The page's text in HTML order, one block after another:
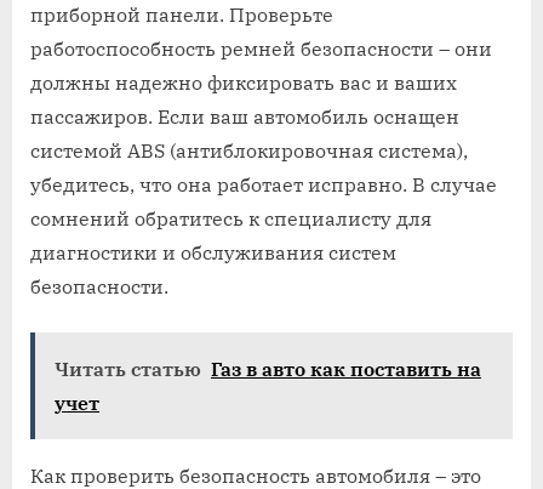
приборной панели. Проверьте
работоспособность ремней безопасности – они
должны надежно фиксировать вас и ваших
пассажиров. Если ваш автомобиль оснащен
системой ABS (антиблокировочная система),
убедитесь, что она работает исправно. В случае
сомнений обратитесь к специалисту для
диагностики и обслуживания систем
безопасности.
Читать статью Газ в авто как поставить на
учет
Как проверить безопасность автомобиля – это